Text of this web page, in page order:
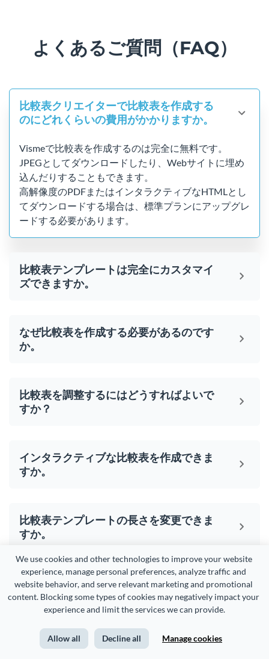
We use cookies and other technologies to improve your website
experience, manage personal preferences, analyze traffic and
website behavior, and serve relevant marketing and promotional
content. Blocking some types of cookies may negatively impact your
experience and limit the services we can provide.
Allow all Decline all Manage cookies
よくあるご質問（FAQ）
比較表クリエイターで比較表を作成する
のにどれくらいの費用がかかりますか。
Vismeで比較表を作成するのは完全に無料です。
JPEGとしてダウンロードしたり、Webサイトに埋め
込んだりすることもできます。
高解像度のPDFまたはインタラクティブなHTMLとし
てダウンロードする場合は、標準プランにアップグレ
ードする必要があります。
比較表テンプレートは完全にカスタマイ
ズできますか。
なぜ比較表を作成する必要があるのです
か。
比較表を調整するにはどうすればよいで
すか？
インタラクティブな比較表を作成できま
すか。
比較表テンプレートの長さを変更できま
すか。
比較チャートは美しくあるべ
きであり、残りのコンテンツ